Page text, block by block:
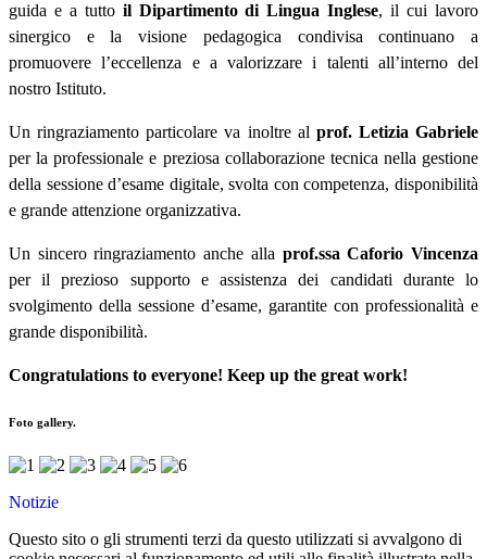
guida e a tutto il Dipartimento di Lingua Inglese, il cui lavoro
sinergico e la visione pedagogica condivisa continuano a
promuovere l’eccellenza e a valorizzare i talenti all’interno del
nostro Istituto.
Un ringraziamento particolare va inoltre al prof. Letizia Gabriele
per la professionale e preziosa collaborazione tecnica nella gestione
della sessione d’esame digitale, svolta con competenza, disponibilità
e grande attenzione organizzativa.
Un sincero ringraziamento anche alla prof.ssa Caforio Vincenza
per il prezioso supporto e assistenza dei candidati durante lo
svolgimento della sessione d’esame, garantite con professionalità e
grande disponibilità.
Congratulations to everyone! Keep up the great work!
Foto gallery.
Notizie
Questo sito o gli strumenti terzi da questo utilizzati si avvalgono di